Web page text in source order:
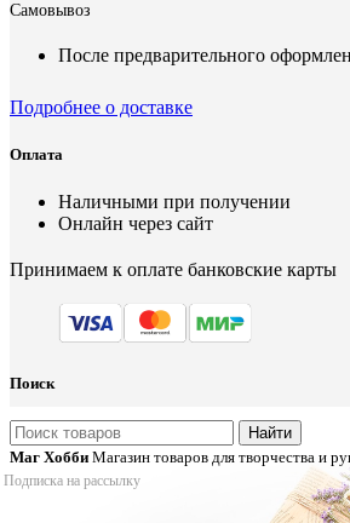
Самовывоз
После предварительного
Подробнее о доставке
Оплата
Наличными при получении
Онлайн через сайт
Принимаем к оплате банковские карты
Поиск
Найти
Маг Хобби Магазин товаров для творчества и
Подписка на рассылку